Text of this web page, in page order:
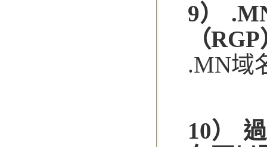
9）
（
.MN域
10）